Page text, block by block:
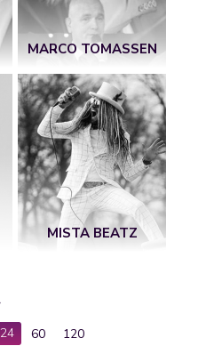
MARCO TOMASSEN
MISTA BEATZ
24 60 120